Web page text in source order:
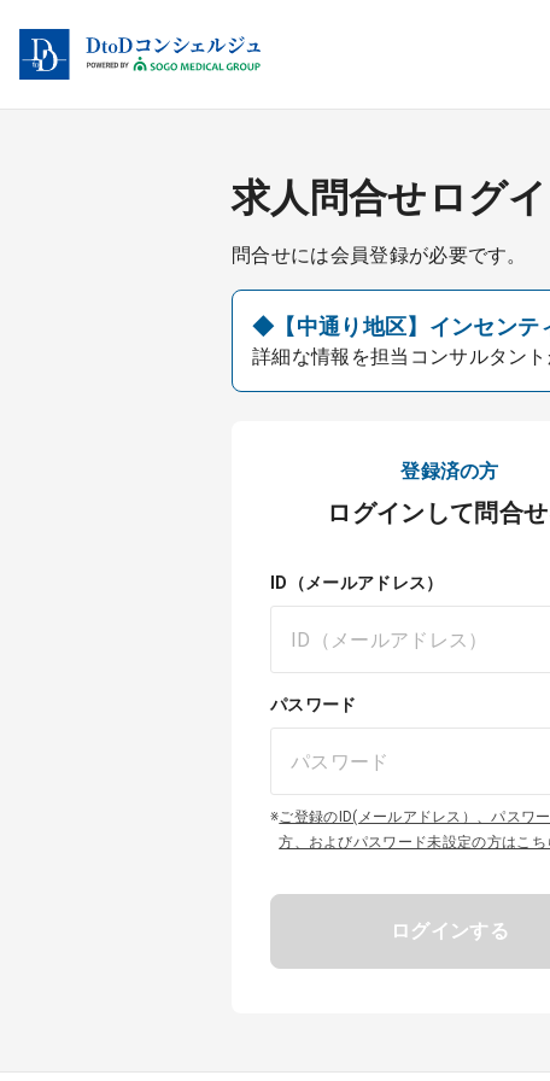
求人問合せログ
問合せには会員登録が必要です。
◆【中通り地区】インセン
詳細な情報を担当コンサルタント
登録済の方
ログインして問合
ID（メールアドレス）
パスワード
※ご登録のID(メールアドレス）、パスワ
方、およびパスワード未設定の方はこち
ログインする